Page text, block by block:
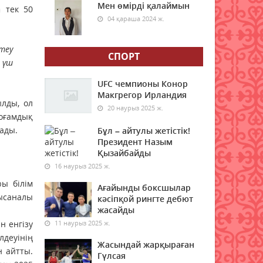
тек 50
үш
ол
білім
енгізу
айтты.
Аптап ыстық: Қазгидромет
ауа райына байланысты
ескерту жасады
07 тамыз 2026 ж. 49
Жаңбыр және аптап: 7
тамызда Қазақстанда ауа
райы қандай болады?
07 тамыз 2026 ж. 49
Зейнетақы жинақтарын
тұрақты түрде
қалыптастыратын
қазақстандықтардың саны
артып келеді
07 тамыз 2026 ж.
Өңірлерде жел күшейіп,
найзағай ойнайды
Мен өмірді қалаймын
04 қараша 2024 ж.
СПОРТ
UFC чемпионы Конор
Макгрегор Ирландия
20 наурыз 2025 ж.
Бұл – айтулы жетістік!
Президент Назым
Қызайбайды
16 наурыз 2025 ж.
Ағайынды боксшылар
кәсіпқой рингте дебют
жасайды
11 наурыз 2025 ж.
Жасындай жарқыраған
Гүлсая